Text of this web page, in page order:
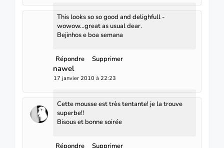
This looks so so good and delighfull -
wowow...great as usual dear.
Bejinhos e boa semana
Répondre Supprimer
nawel
17 janvier 2010 à 22:23
Cette mousse est très tentante! je la trouve
superbe!!
Bisous et bonne soirée
Répondre Supprimer